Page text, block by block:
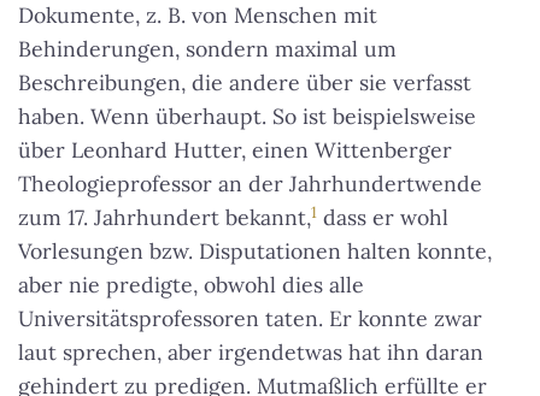
Dokumente, z. B. von Menschen mit
Behinderungen, sondern maximal um
Beschreibungen, die andere über sie verfasst
haben. Wenn überhaupt. So ist beispielsweise
über Leonhard Hutter, einen Wittenberger
Theologieprofessor an der Jahrhundertwende
zum 17. Jahrhundert bekannt,1 dass er wohl
Vorlesungen bzw. Disputationen halten konnte,
aber nie predigte, obwohl dies alle
Universitätsprofessoren taten. Er konnte zwar
laut sprechen, aber irgendetwas hat ihn daran
gehindert zu predigen. Mutmaßlich erfüllte er